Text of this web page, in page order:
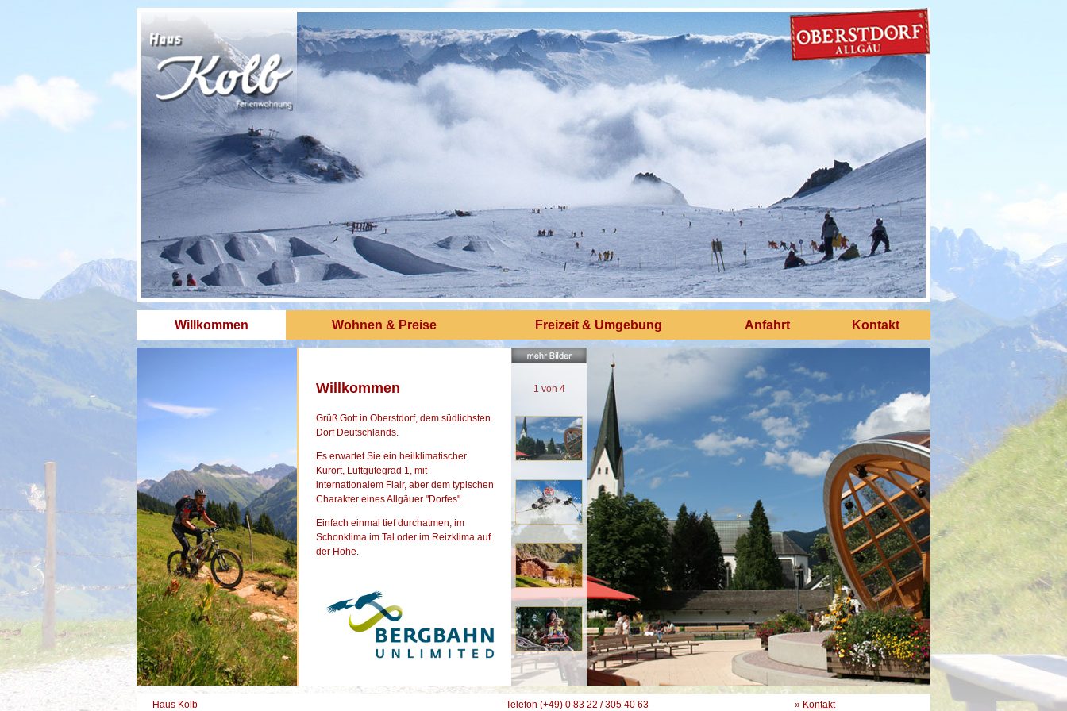
Willkommen Wohnen & Preise Freizeit & Umgebung Anfahrt Kontakt
1 von 4
Willkommen
Grüß Gott in Oberstdorf, dem südlichsten
Dorf Deutschlands.
Es erwartet Sie ein heilklimatischer
Kurort, Luftgütegrad 1, mit
internationalem Flair, aber dem typischen
Charakter eines Allgäuer "Dorfes".
Einfach einmal tief durchatmen, im
Schonklima im Tal oder im Reizklima auf
der Höhe.
Haus Kolb Telefon (+49) 0 83 22 / 305 40 63 » Kontakt